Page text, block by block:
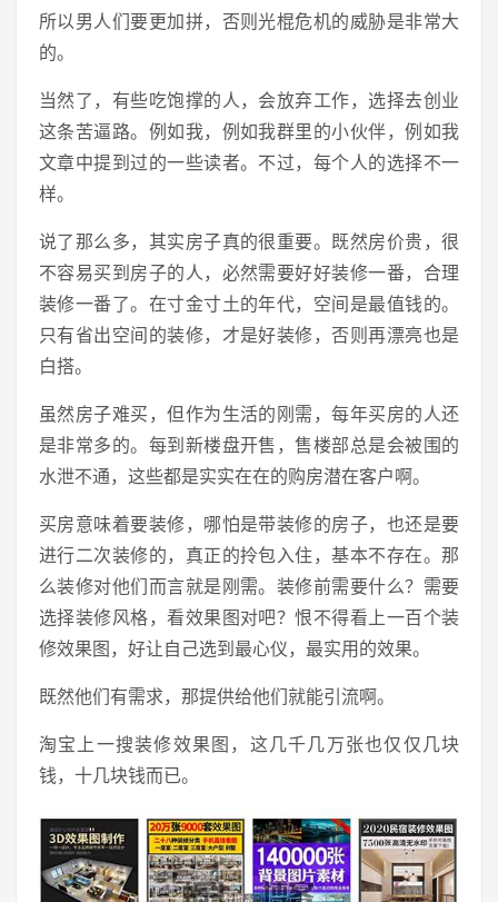
所以男人们要更加拼，否则光棍危机的威胁是非常大
的。
当然了，有些吃饱撑的人，会放弃工作，选择去创业
这条苦逼路。例如我，例如我群里的小伙伴，例如我
文章中提到过的一些读者。不过，每个人的选择不一
样。
说了那么多，其实房子真的很重要。既然房价贵，很
不容易买到房子的人，必然需要好好装修一番，合理
装修一番了。在寸金寸土的年代，空间是最值钱的。
只有省出空间的装修，才是好装修，否则再漂亮也是
白搭。
虽然房子难买，但作为生活的刚需，每年买房的人还
是非常多的。每到新楼盘开售，售楼部总是会被围的
水泄不通，这些都是实实在在的购房潜在客户啊。
买房意味着要装修，哪怕是带装修的房子，也还是要
进行二次装修的，真正的拎包入住，基本不存在。那
么装修对他们而言就是刚需。装修前需要什么？需要
选择装修风格，看效果图对吧？恨不得看上一百个装
修效果图，好让自己选到最心仪，最实用的效果。
既然他们有需求，那提供给他们就能引流啊。
淘宝上一搜装修效果图，这几千几万张也仅仅几块
钱，十几块钱而已。